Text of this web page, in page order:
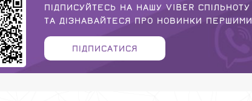
ПІДПИСУЙТЕСЬ НА НАШУ VIBER СПІЛЬНОТУ
ТА ДІЗНАВАЙТЕСЯ ПРО НОВИНКИ ПЕРШИМИ
ПІДПИСАТИСЯ